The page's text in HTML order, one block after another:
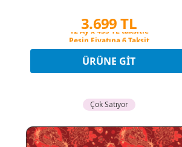
3.699 TL
Peşin Fiyatına 6 Taksit
Peşin Fiyatına 6 Taksit
ÜRÜNE GIT
Çok Satıyor